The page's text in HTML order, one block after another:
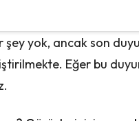
yok, ancak son
Eğer bu